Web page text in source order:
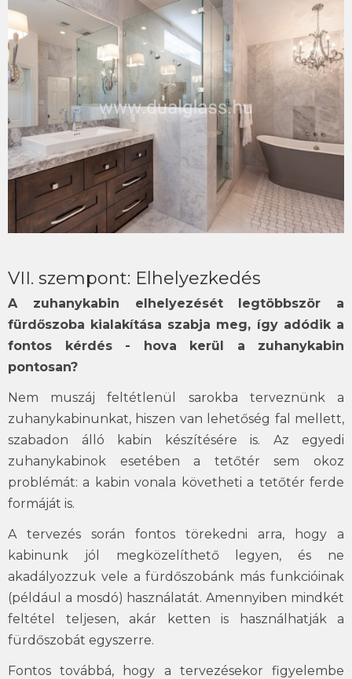
VII. szempont: Elhelyezkedés
A zuhanykabin elhelyezését legtöbbször a
fürdőszoba kialakítása szabja meg, így adódik a
fontos kérdés - hova kerül a zuhanykabin
pontosan?
Nem muszáj feltétlenül sarokba terveznünk a
zuhanykabinunkat, hiszen van lehetőség fal mellett,
szabadon álló kabin készítésére is. Az egyedi
zuhanykabinok esetében a tetőtér sem okoz
problémát: a kabin vonala követheti a tetőtér ferde
formáját is.
A tervezés során fontos törekedni arra, hogy a
kabinunk jól megközelíthető legyen, és ne
akadályozzuk vele a fürdőszobánk más funkcióinak
(például a mosdó) használatát. Amennyiben mindkét
feltétel teljesen, akár ketten is használhatják a
fürdőszobát egyszerre.
Fontos továbbá, hogy a tervezésekor figyelembe